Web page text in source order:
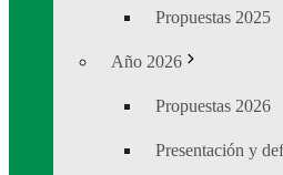
Propuestas 2025
Año 2026
Propuestas 2026
Presentación y